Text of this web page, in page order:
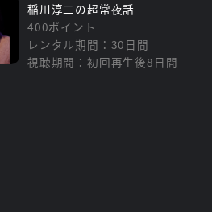
稲川淳二の超常夜話
400ポイント
レンタル期間：30日間
視聴期間：初回再生後8日間